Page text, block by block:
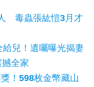
毒蟲張紘愷3月才
兒！遺囑曝光揭妻
全家
！598枚金幣藏山